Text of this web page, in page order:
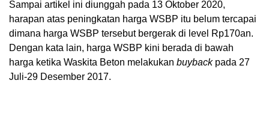
Sampai artikel ini diunggah pada 13 Oktober 2020,
harapan atas peningkatan harga WSBP itu belum tercapai
dimana harga WSBP tersebut bergerak di level Rp170an.
Dengan kata lain, harga WSBP kini berada di bawah
harga ketika Waskita Beton melakukan buybackpada 27
Juli-29 Desember 2017.